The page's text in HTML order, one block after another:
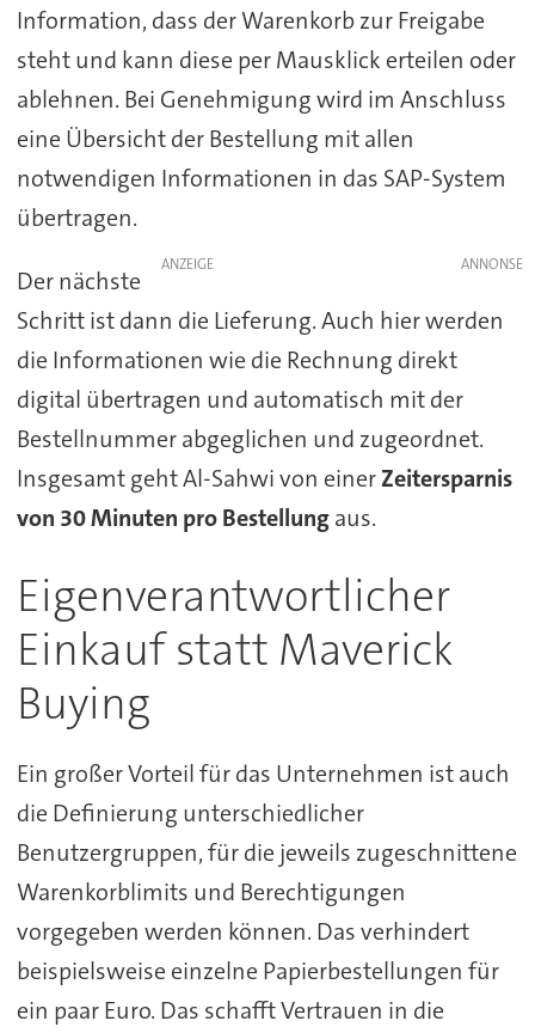
Information, dass der Warenkorb zur Freigabe
steht und kann diese per Mausklick erteilen oder
ablehnen. Bei Genehmigung wird im Anschluss
eine Übersicht der Bestellung mit allen
notwendigen Informationen in das SAP-System
übertragen.
ANZEIGE
Der nächste
Schritt ist dann die Lieferung. Auch hier werden
die Informationen wie die Rechnung direkt
digital übertragen und automatisch mit der
Bestellnummer abgeglichen und zugeordnet.
Insgesamt geht Al-Sahwi von einerZeitersparnis
von 30 Minuten pro Bestellungaus.
Eigenverantwortlicher
Einkauf statt Maverick
Buying
Ein großer Vorteil für das Unternehmen ist auch
die Definierung unterschiedlicher
Benutzergruppen, für die jeweils zugeschnittene
Warenkorblimits und Berechtigungen
vorgegeben werden können. Das verhindert
beispielsweise einzelne Papierbestellungen für
ein paar Euro. Das schafft Vertrauen in die